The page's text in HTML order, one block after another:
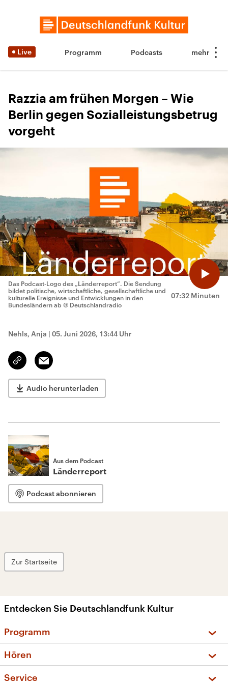
Live Programm Podcasts
Razzia am frühen Morgen – Wie
Berlin gegen Sozialleistungsbetrug
vorgeht
07:32 Minuten
Das Podcast-Logo des „Länderreport“. Die Sendung
bildet politische, wirtschaftliche, gesellschaftliche und
kulturelle Ereignisse und Entwicklungen in den
Bundesländern ab © Deutschlandradio
Nehls, Anja | 05. Juni 2026, 13:44 Uhr
Link
kopieren/teilen
Email
Audio herunterladen
Aus dem Podcast
Länderreport
Podcast abonnieren
Zur Startseite
Entdecken Sie Deutschlandfunk Kultur
Programm
Sendungen und Podcasts
Hören
Service